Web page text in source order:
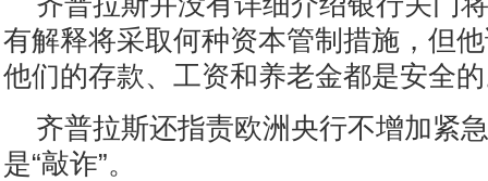
有解释将采取何种资本管制措施，但
他们的存款、工资和养老金都是安全
齐普拉斯还指责欧洲央行不增加紧
是“敲诈”。